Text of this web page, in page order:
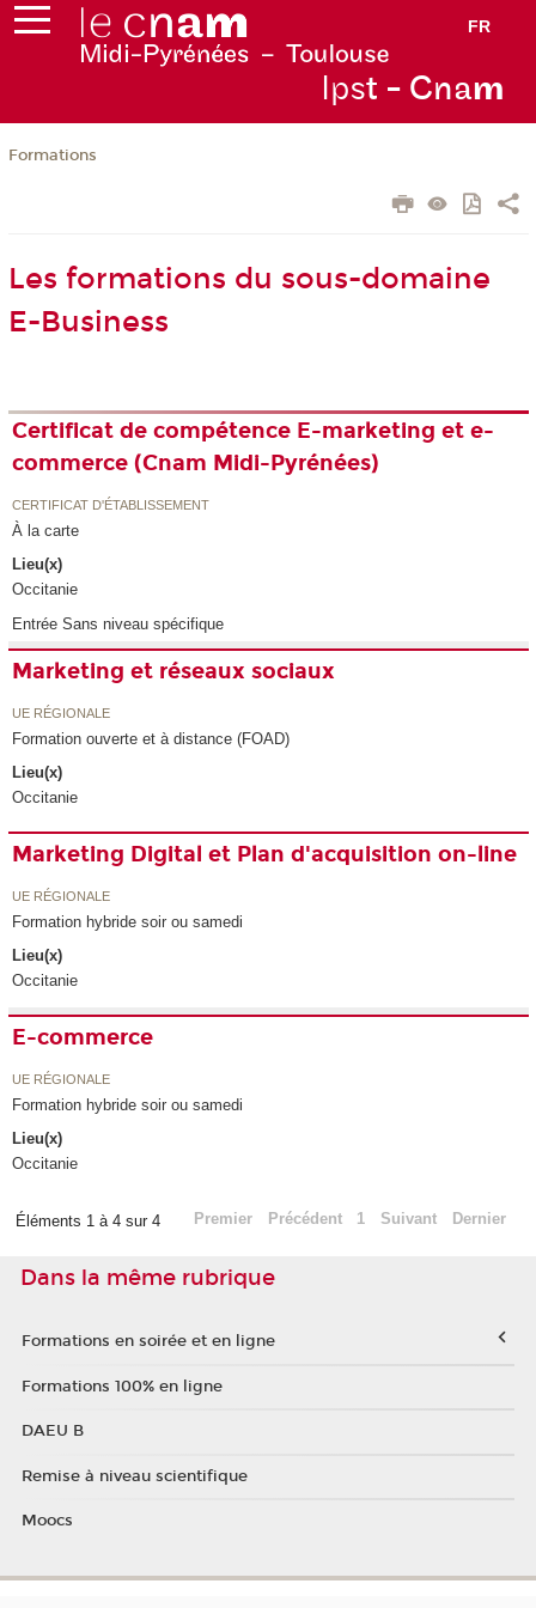
FR
Ipst - Cnam
Formations
Les formations du sous-domaine
E-Business
Certificat de compétence E-marketing et e-
commerce (Cnam Midi-Pyrénées)
CERTIFICAT D'ÉTABLISSEMENT
À la carte
Lieu(x)
Occitanie
Entrée Sans niveau spécifique
Marketing et réseaux sociaux
UE RÉGIONALE
Formation ouverte et à distance (FOAD)
Lieu(x)
Occitanie
Marketing Digital et Plan d'acquisition on-line
UE RÉGIONALE
Formation hybride soir ou samedi
Lieu(x)
Occitanie
E-commerce
UE RÉGIONALE
Formation hybride soir ou samedi
Lieu(x)
Occitanie
Éléments 1 à 4 sur 4 Premier Précédent 1 Suivant Dernier
Dans la même rubrique
Formations en soirée et en ligne
Formations 100% en ligne
DAEU B
Remise à niveau scientifique
Moocs